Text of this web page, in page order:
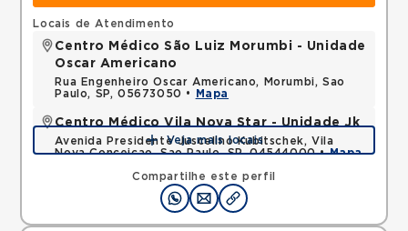
Compartilhe este perfil
Locais de Atendimento
Centro Médico São Luiz Morumbi - Unidade
Oscar Americano
Rua Engenheiro Oscar Americano, Morumbi, Sao
Paulo, SP, 05673050 •
Mapa
Centro Médico Vila Nova Star - Unidade Jk
Avenida Presidente Juscelino Kubitschek, Vila
Nova Conceicao, Sao Paulo, SP, 04544000 •Mapa
Veja mais locais